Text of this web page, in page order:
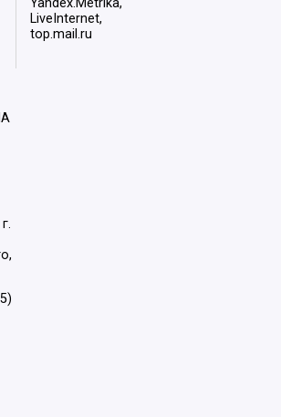
Yandex.Metrika,
LiveInternet,
top.mail.ru